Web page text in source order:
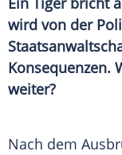
wird von der
Konsequenzen.
weiter?
Nach dem